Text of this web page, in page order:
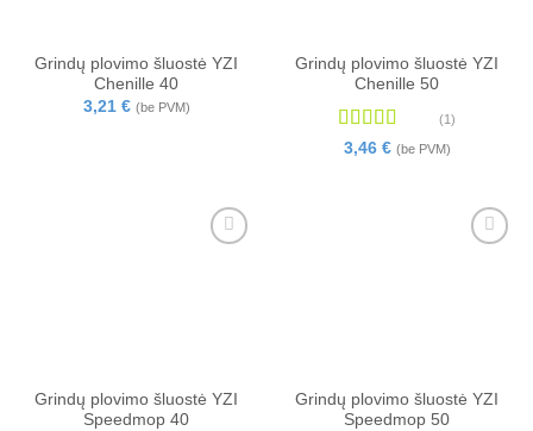
Grindų plovimo šluostė YZI
Chenille 40
3,21 € (be PVM)
Grindų plovimo šluostė YZI
Chenille 50
Įvertinimas:
(1)
3,46 € (be PVM)
Grindų plovimo šluostė YZI
Speedmop 40
Grindų plovimo šluostė YZI
Speedmop 50